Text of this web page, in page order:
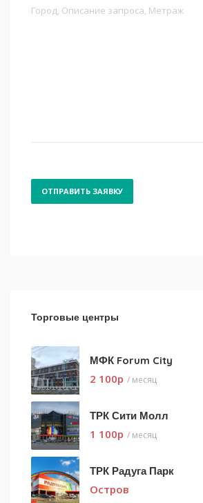
Торговые центры
МФК Forum City
2 100p / месяц
ТРК Сити Молл
1 100p / месяц
ТРК Радуга Парк
Остров